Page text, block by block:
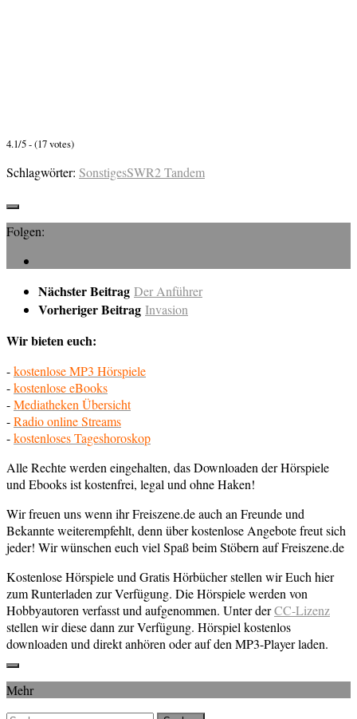
4.1/5 - (17 votes)
Schlagwörter: SonstigesSWR2 Tandem
Folgen:
Nächster Beitrag Der Anführer
Vorheriger Beitrag Invasion
Wir bieten euch:
-kostenlose MP3 Hörspiele
-kostenlose eBooks
-Mediatheken Übersicht
-Radio online Streams
-kostenloses Tageshoroskop
Alle Rechte werden eingehalten, das Downloaden der Hörspiele
und Ebooks ist kostenfrei, legal und ohne Haken!
Wir freuen uns wenn ihr Freiszene.de auch an Freunde und
Bekannte weiterempfehlt, denn über kostenlose Angebote freut sich
jeder! Wir wünschen euch viel Spaß beim Stöbern auf Freiszene.de
Kostenlose Hörspiele und Gratis Hörbücher stellen wir Euch hier
zum Runterladen zur Verfügung. Die Hörspiele werden von
Hobbyautoren verfasst und aufgenommen. Unter derCC-Lizenz
stellen wir diese dann zur Verfügung. Hörspiel kostenlos
downloaden und direkt anhören oder auf den MP3-Player laden.
Mehr